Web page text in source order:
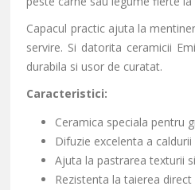
Capacul practic ajuta la
servire. Si datorita ceramicii
durabila si usor de curatat.
Caracteristici:
Ceramica speciala pentru
Difuzie excelenta a
Ajuta la pastrarea texturii
Rezistenta la taierea